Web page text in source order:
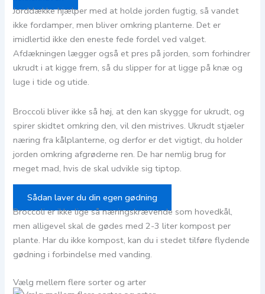
Jorddække hjælper med at holde jorden fugtig, så vandet
ikke fordamper, men bliver omkring planterne. Det er
imidlertid ikke den eneste fede fordel ved valget.
Afdækningen lægger også et pres på jorden, som forhindrer
ukrudt i at kigge frem, så du slipper for at ligge på knæ og
luge i tide og utide.
Broccoli bliver ikke så høj, at den kan skygge for ukrudt, og
spirer skidtet omkring den, vil den mistrives. Ukrudt stjæler
næring fra kålplanterne, og derfor er det vigtigt, du holder
jorden omkring afgrøderne ren. De har nemlig brug for
meget mad, hvis de skal udvikle sig tiptop.
Sådan laver du din egen gødning
Broccoli er ikke lige så næringskrævende som hovedkål,
men alligevel skal de gødes med 2-3 liter kompost per
plante. Har du ikke kompost, kan du i stedet tilføre flydende
gødning i forbindelse med vanding.
Vælg mellem flere sorter og arter